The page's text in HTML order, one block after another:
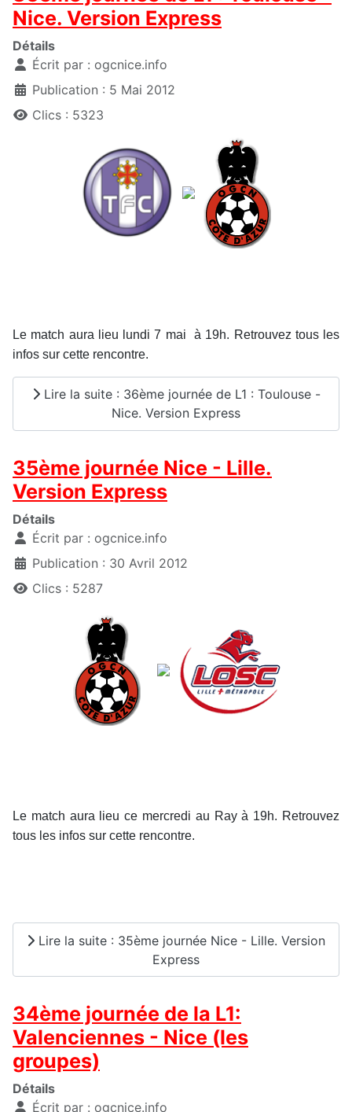
Nice. Version Express
Détails
Écrit par : ogcnice.info
Publication : 5 Mai 2012
Clics : 5323
Le match aura lieu lundi 7 mai à 19h. Retrouvez tous les
infos sur cette rencontre.
Lire la suite : 36ème journée de L1 : Toulouse -
Nice. Version Express
35ème journée Nice - Lille.
Version Express
Détails
Écrit par : ogcnice.info
Publication : 30 Avril 2012
Clics : 5287
Le match aura lieu ce mercredi au Ray à 19h. Retrouvez
tous les infos sur cette rencontre.
Lire la suite : 35ème journée Nice - Lille. Version
Express
34ème journée de la L1:
Valenciennes - Nice (les
groupes)
Détails
Écrit par : ogcnice.info